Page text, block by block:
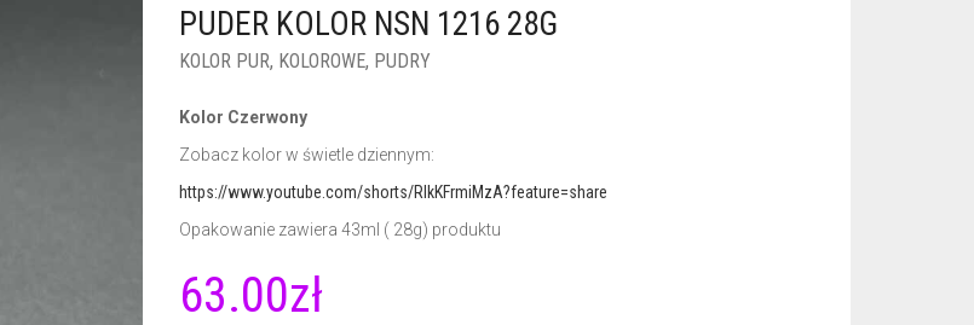
PUDER KOLOR NSN 1216 28G
KOLOR PUR, KOLOROWE, PUDRY
Kolor Czerwony
Zobacz kolor w świetle dziennym:
https://www.youtube.com/shorts/RlkKFrmiMzA?feature=share
Opakowanie zawiera 43ml ( 28g) produktu
63.00zł